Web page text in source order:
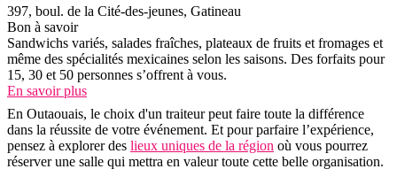
397, boul. de la Cité-des-jeunes, Gatineau
Bon à savoir
Sandwichs variés, salades fraîches, plateaux de fruits et fromages et
même des spécialités mexicaines selon les saisons. Des forfaits pour
15, 30 et 50 personnes s’offrent à vous.
En savoir plus
En Outaouais, le choix d'un traiteur peut faire toute la différence
dans la réussite de votre événement. Et pour parfaire l’expérience,
pensez à explorer des lieux uniques de la région où vous pourrez
réserver une salle qui mettra en valeur toute cette belle organisation.